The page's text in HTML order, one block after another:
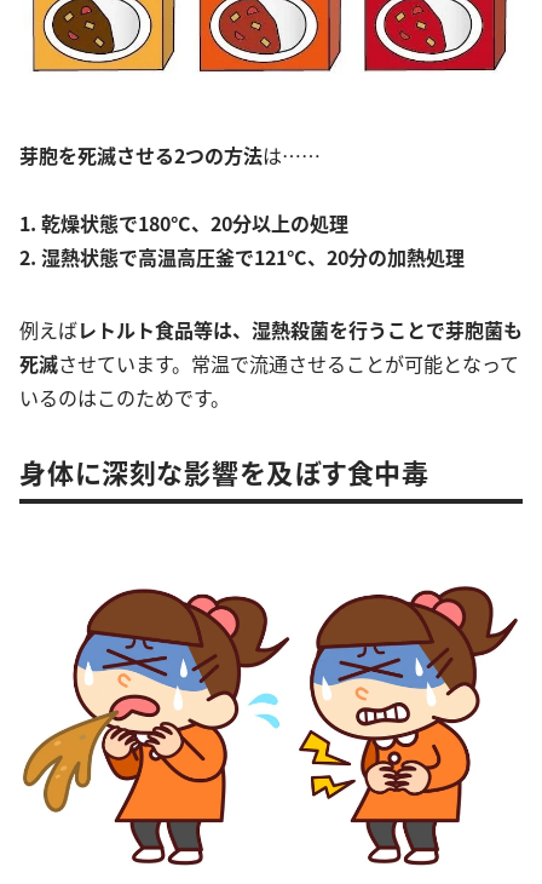
芽胞を死滅させる2つの方法は……
1. 乾燥状態で180°C、20分以上の処理
2. 湿熱状態で高温高圧釜で121°C、20分の加熱処理
例えばレトルト食品等は、湿熱殺菌を行うことで芽胞菌も
死滅させています。常温で流通させることが可能となって
いるのはこのためです。
身体に深刻な影響を及ぼす食中毒